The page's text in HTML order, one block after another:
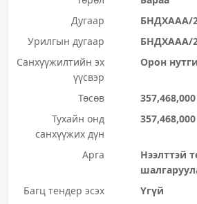
Дугаар
БНДХААА/
Урилгын дугаар
БНДХААА/
Санхүүжилтийн эх
үүсвэр
Орон
Төсөв
Тухайн онд
санхүүжих дүн
Арга
Нээлттэй
Багц тендер эсэх
Үгүй